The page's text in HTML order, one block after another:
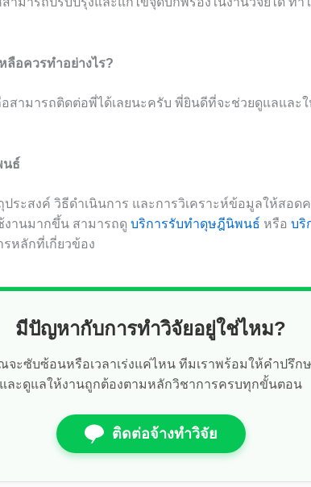
ลือควรทำอย่างไร?
สามารถติดต่อพี่ได้เลยนะครับ พี่ยินดีที่จะช่วยดูแลและ
นธ์
ระสงค์ วิธีดำเนินการ และการวิเคราะห์ข้อมูลให้สอด
งานมากขึ้น สามารถดู บริการรับทำดุษฎีนิพนธ์ หรือ บริ
หลักที่เกี่ยวข้อง
มีปัญหากับการทำวิจัยอยู่ใช่ไหม?
จะซับซ้อนหรือเวลาเร่งแค่ไหน ทีมเราพร้อมให้คำปรึก
และดูแลให้งานถูกต้องตามหลักวิชาการครบทุกขั้นตอน
ติดต่อจ้างทำวิจัย